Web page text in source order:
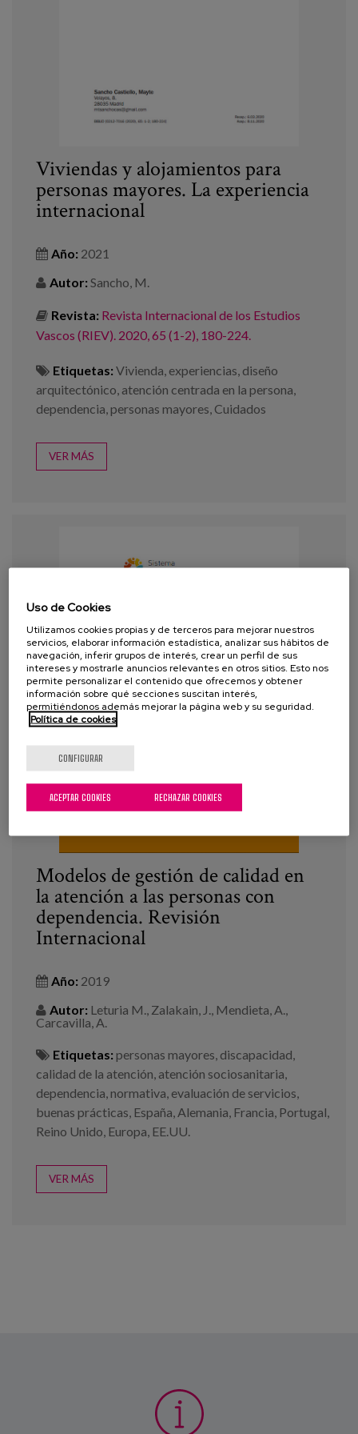
Viviendas y alojamientos para
personas mayores. La experiencia
internacional
Año: 2021
Autor: Sancho, M.
Revista: Revista Internacional de los Estudios
Vascos (RIEV). 2020, 65 (1-2), 180-224.
Etiquetas: Vivienda, experiencias, diseño
arquitectónico, atención centrada en la persona,
dependencia,personas mayores, Cuidados
VER MÁS
Modelos de gestión de calidad en
la atención a las personas con
dependencia. Revisión
Internacional
Año: 2019
Autor: Leturia M., Zalakain, J., Mendieta, A.,
Carcavilla, A.
Etiquetas: personas mayores, discapacidad,
calidad de la atención, atención sociosanitaria,
dependencia,normativa, evaluación de servicios,
buenas prácticas, España, Alemania, Francia, Portugal,
Reino Unido, Europa, EE.UU.
VER MÁS
Uso de Cookies
Utilizamos cookies propias y de terceros para mejorar nuestros
servicios, elaborar información estadística, analizar sus hábitos de
navegación, inferir grupos de interés, crear un perfil de sus
intereses y mostrarle anuncios relevantes en otros sitios. Esto nos
permite personalizar el contenido que ofrecemos y obtener
información sobre qué secciones suscitan interés,
permitiéndonos además mejorar la página web y su seguridad.
Política de cookies
CONFIGURAR
RECHAZAR COOKIES
ACEPTAR COOKIES